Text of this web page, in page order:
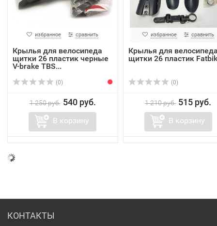
избранное сравнить
Крылья для велосипеда
щитки 26 пластик черные
V-brake TBS...
(0)
1 250 руб. 540 руб.
В корзину
избранное сравнить
Крылья для
щитки 26 пластик
(0)
1 210 руб. 515 руб.
В корзину
КОНТАКТЫ